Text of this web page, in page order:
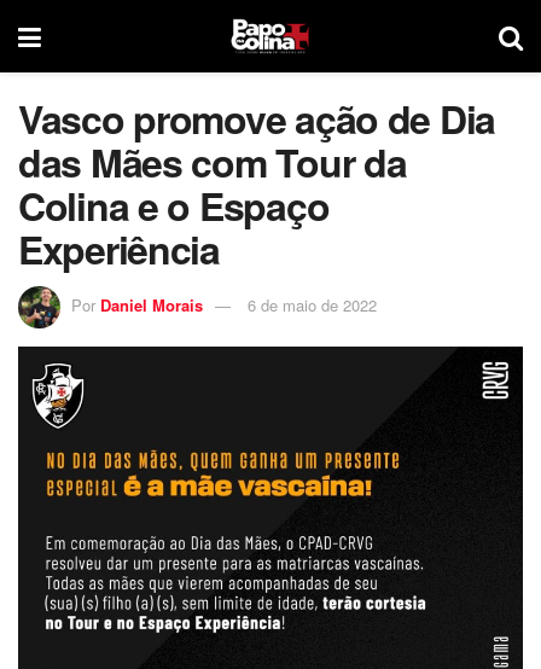
Vasco promove ação de Dia
das Mães com Tour da
Colina e o Espaço
Experiência
Por Daniel Morais 6 de maio de 2022